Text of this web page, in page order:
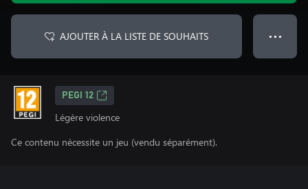
AJOUTER À LA LISTE DE SOUHAITS ● ● ●
PEGI 12
Légère violence
Ce contenu nécessite un jeu (vendu séparément).